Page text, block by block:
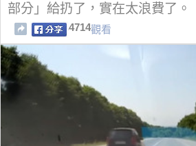
部分」給扔了，實在太浪費了。
4714觀看